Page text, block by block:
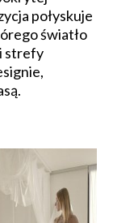
połyskuje
światło
strefy